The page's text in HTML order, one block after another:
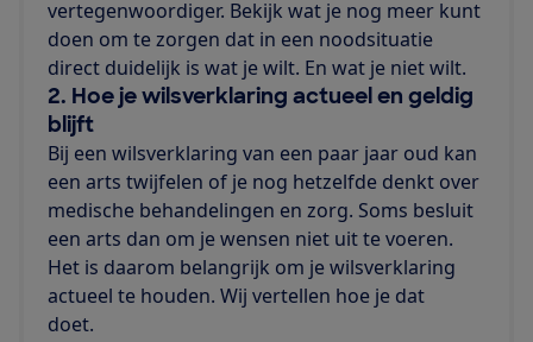
vertegenwoordiger. Bekijk wat je nog meer kunt
doen om te zorgen dat in een noodsituatie
direct duidelijk is wat je wilt. En wat je niet wilt.
2. Hoe je wilsverklaring actueel en geldig
blijft
Bij een wilsverklaring van een paar jaar oud kan
een arts twijfelen of je nog hetzelfde denkt over
medische behandelingen en zorg. Soms besluit
een arts dan om je wensen niet uit te voeren.
Het is daarom belangrijk om je wilsverklaring
actueel te houden. Wij vertellen hoe je dat
doet.